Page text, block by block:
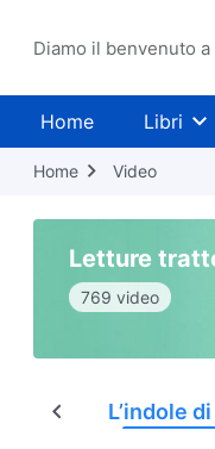
Diamo il benvenuto
Home Libri
Home Video
Letture
769 video
di Dio L’indole